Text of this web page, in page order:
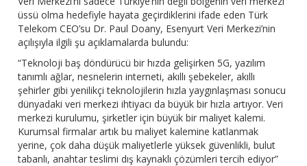
üssü olma hedefiyle hayata geçirdiklerini ifade eden Türk
Telekom CEO’su Dr. Paul Doany, Esenyurt Veri Merkezi’nin
açılışıyla ilgili şu açıklamalarda bulundu:
“Teknoloji baş döndürücü bir hızda gelişirken 5G, yazılım
tanımlı ağlar, nesnelerin interneti, akıllı şebekeler, akıllı
şehirler gibi yenilikçi teknolojilerin hızla yaygınlaşması sonucu
dünyadaki veri merkezi ihtiyacı da büyük bir hızla artıyor. Veri
merkezi kurulumu, şirketler için büyük bir maliyet kalemi.
Kurumsal firmalar artık bu maliyet kalemine katlanmak
yerine, çok daha düşük maliyetlerle yüksek güvenlikli, bulut
tabanlı, anahtar teslimi dış kaynaklı çözümleri tercih ediyor”